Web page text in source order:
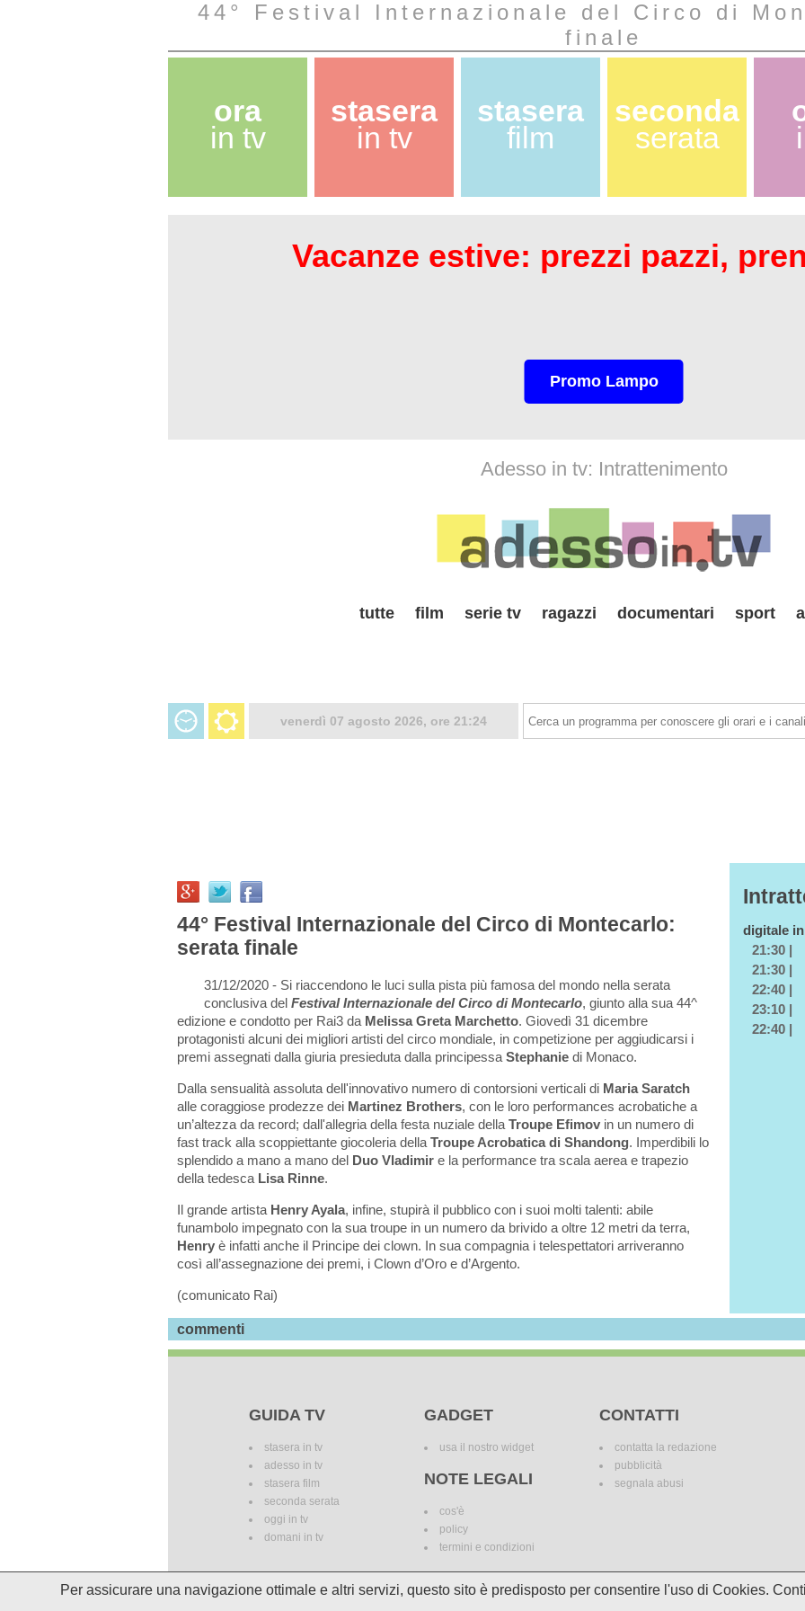
44° Festival Internazionale del Circo di
finale
ora
in tv
stasera
in tv
stasera
film
seconda
serata
Vacanze estive: prezzi pazzi,
Promo Lampo
Adesso in tv: Intrattenimento
tutte film serie tv ragazzi documentari sport
venerdì 07 agosto 2026, ore 21:24
44° Festival Internazionale del Circo di Montecarlo:
serata finale
31/12/2020 - Si riaccendono le luci sulla pista più famosa del mondo nella serata
conclusiva del Festival Internazionale del Circo di Montecarlo, giunto alla sua 44^
edizione e condotto per Rai3 da Melissa Greta Marchetto. Giovedì 31 dicembre
protagonisti alcuni dei migliori artisti del circo mondiale, in competizione per aggiudicarsi i
premi assegnati dalla giuria presieduta dalla principessa Stephanie di Monaco.
Dalla sensualità assoluta dell'innovativo numero di contorsioni verticali di Maria Saratch
alle coraggiose prodezze dei Martinez Brothers, con le loro performances acrobatiche a
un’altezza da record; dall'allegria della festa nuziale della Troupe Efimov in un numero di
fast track alla scoppiettante giocoleria della Troupe Acrobatica di Shandong. Imperdibili lo
splendido a mano a mano del Duo Vladimir e la performance tra scala aerea e trapezio
della tedesca Lisa Rinne.
Il grande artista Henry Ayala, infine, stupirà il pubblico con i suoi molti talenti: abile
funambolo impegnato con la sua troupe in un numero da brivido a oltre 12 metri da terra,
Henry è infatti anche il Principe dei clown. In sua compagnia i telespettatori arriveranno
così all’assegnazione dei premi, i Clown d’Oro e d’Argento.
(comunicato Rai)
digitale
21:30 |
21:30 |
22:40 |
23:10 |
22:40 |
commenti
GUIDA TV
stasera in tv
adesso in tv
stasera film
seconda serata
oggi in tv
domani in tv
GADGET
usa il nostro widget
NOTE LEGALI
cos'è
policy
termini e condizioni
CONTATTI
contatta la redazione
pubblicità
segnala abusi
I palinsesti potrebbero subire delle variazioni. I marchi dei canali televisivi appartengono ai legittimi proprietari. Le
incomplete e/o errate.
Per assicurare una navigazione ottimale e altri servizi, questo sito è predisposto per consentire l'uso di Cookies.